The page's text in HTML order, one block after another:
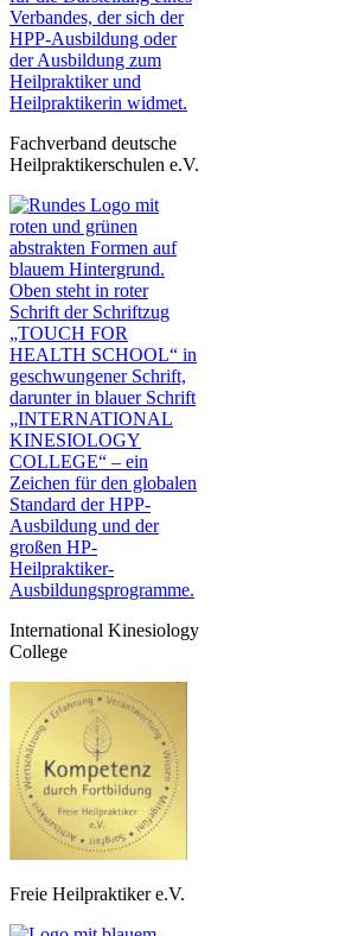
Fachverband deutsche
Heilpraktikerschulen e.V.
International Kinesiology
College
Freie Heilpraktiker e.V.